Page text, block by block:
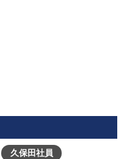
久保田社員